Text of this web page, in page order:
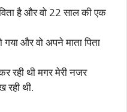
है और वो 22 साल की एक
और वो अपने माता पिता
रही थी मगर मेरी नजर
थी.